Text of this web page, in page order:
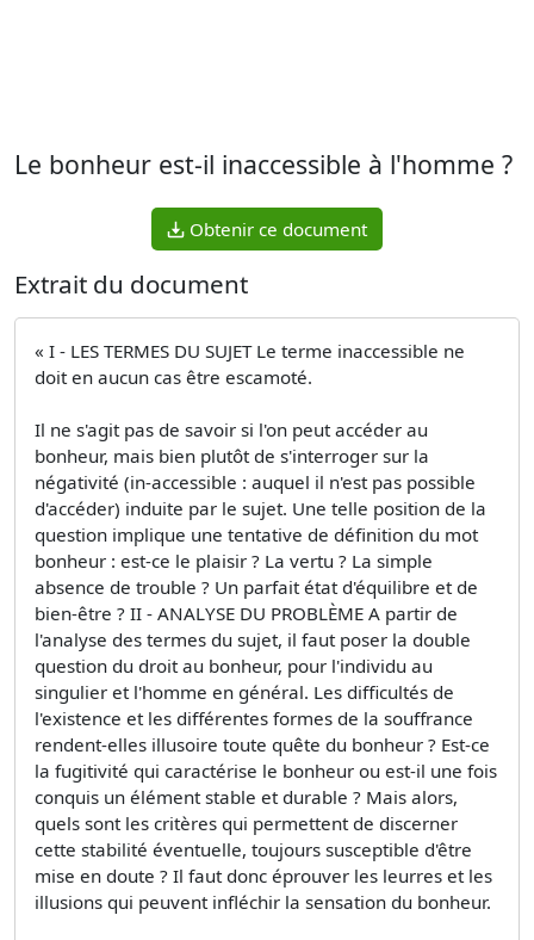
Le bonheur est-il inaccessible à l'homme ?
Obtenir ce document
Extrait du document
« I - LES TERMES DU SUJET Le terme inaccessible ne
doit en aucun cas être escamoté.
Il ne s'agit pas de savoir si l'on peut accéder au
bonheur, mais bien plutôt de s'interroger sur la
négativité (in-accessible : auquel il n'est pas possible
d'accéder) induite par le sujet. Une telle position de la
question implique une tentative de définition du mot
bonheur : est-ce le plaisir ? La vertu ? La simple
absence de trouble ? Un parfait état d'équilibre et de
bien-être ? II - ANALYSE DU PROBLÈME A partir de
l'analyse des termes du sujet, il faut poser la double
question du droit au bonheur, pour l'individu au
singulier et l'homme en général. Les difficultés de
l'existence et les différentes formes de la souffrance
rendent-elles illusoire toute quête du bonheur ? Est-ce
la fugitivité qui caractérise le bonheur ou est-il une fois
conquis un élément stable et durable ? Mais alors,
quels sont les critères qui permettent de discerner
cette stabilité éventuelle, toujours susceptible d'être
mise en doute ? Il faut donc éprouver les leurres et les
illusions qui peuvent infléchir la sensation du bonheur.